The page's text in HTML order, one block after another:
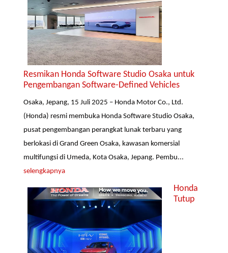
Resmikan Honda Software Studio Osaka untuk
Pengembangan Software-Defined Vehicles
Osaka, Jepang, 15 Juli 2025 – Honda Motor Co., Ltd.
(Honda) resmi membuka Honda Software Studio Osaka,
pusat pengembangan perangkat lunak terbaru yang
berlokasi di Grand Green Osaka, kawasan komersial
multifungsi di Umeda, Kota Osaka, Jepang. Pembu...
selengkapnya
Honda
Tutup